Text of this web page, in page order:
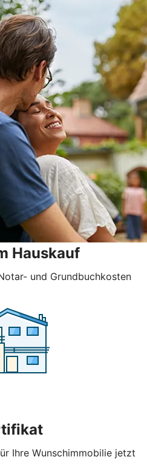
Hauskauf
und Grundbuchkosten
Ihre Wunschimmobilie jetzt